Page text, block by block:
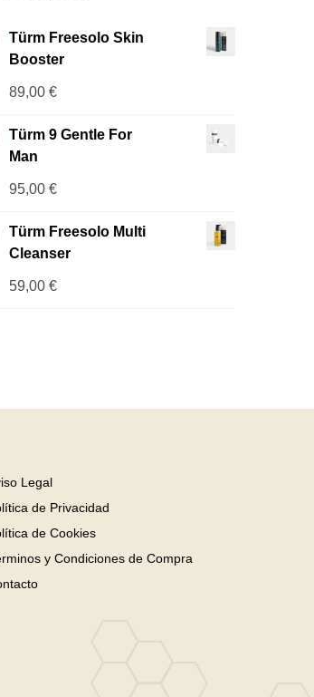
Türm Freesolo Skin
Booster
89,00 €
Türm 9 Gentle For
Man
95,00 €
Türm Freesolo Multi
Cleanser
59,00 €
Legal
de Privacidad
de Cookies
y Condiciones de Compra